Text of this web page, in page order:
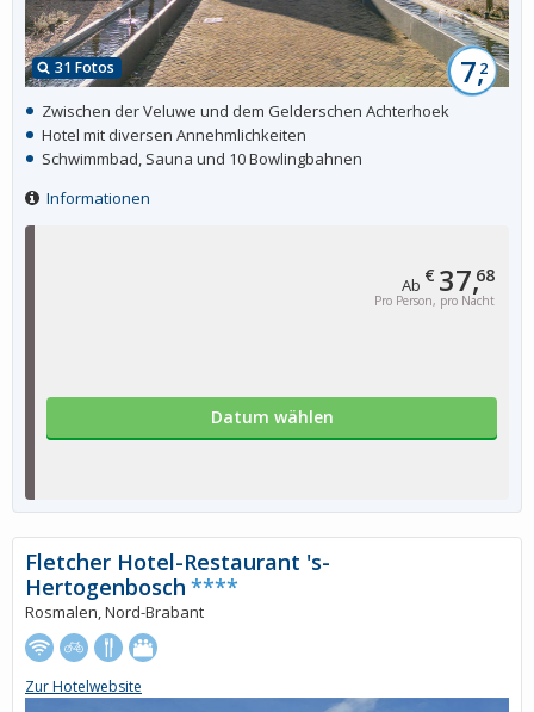
Ab € 37,68
Pro Person, pro Nacht
Datum wählen
31 Fotos 7,2
Zwischen der Veluwe und dem Gelderschen Achterhoek
Hotel mit diversen Annehmlichkeiten
Schwimmbad, Sauna und 10 Bowlingbahnen
Informationen
Fletcher Hotel-Restaurant 's-
Hertogenbosch ****
Rosmalen, Nord-Brabant
Zur Hotelwebsite